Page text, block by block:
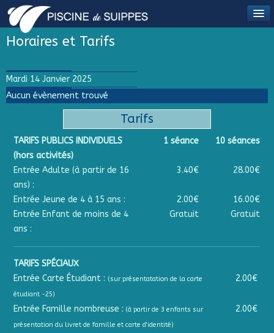
Horaires et Tarifs
Mardi 14 Janvier 2025
Aucun évènement trouvé
Tarifs
TARIFS PUBLICS INDIVIDUELS
(hors activités)
1 séance 10 séances
Entrée Adulte (à partir de 16
ans) :
3.40€ 28.00€
Entrée Jeune de 4 à 15 ans : 2.00€
16.00€
Entrée Enfant de moins de 4
ans :
Gratuit Gratuit
TARIFS SPÉCIAUX
Entrée Carte Étudiant : (sur présentatation de la carte
étudiant -25)
2.00€
Entrée Famille nombreuse : (à partir de 3 enfants sur
présentation du livret de famille et carte d'identité)
2.00€